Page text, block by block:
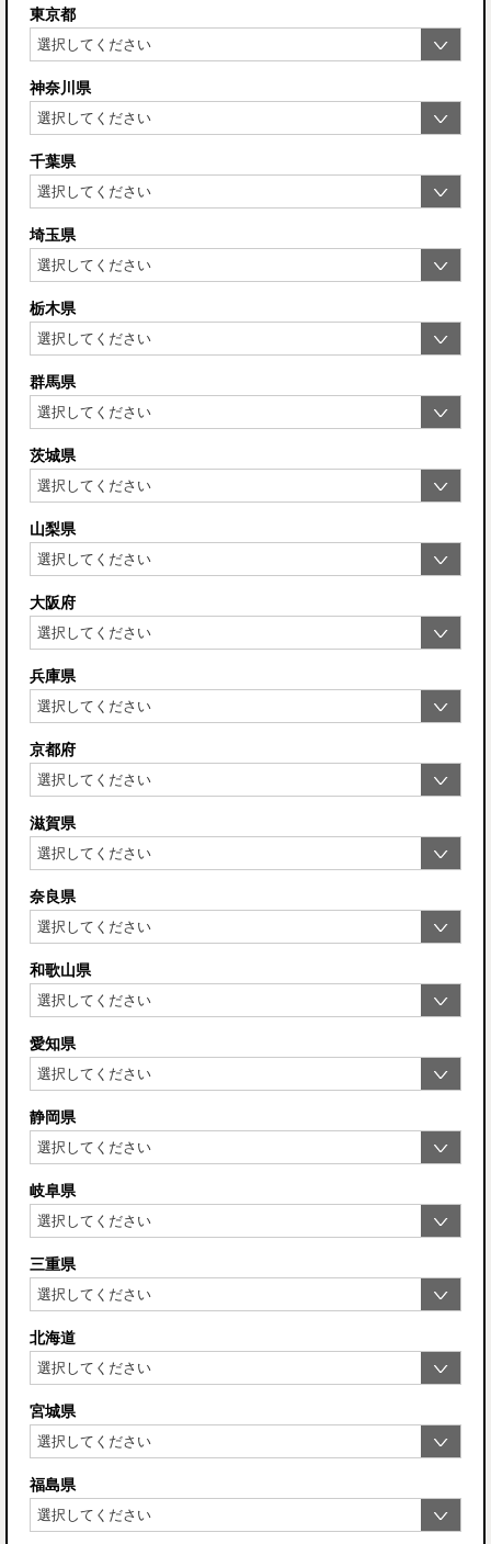
東京都
神奈川県
千葉県
埼玉県
栃木県
群馬県
茨城県
山梨県
大阪府
兵庫県
京都府
滋賀県
奈良県
和歌山県
愛知県
静岡県
岐阜県
三重県
北海道
宮城県
福島県